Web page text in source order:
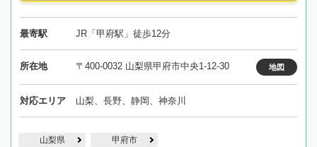
最寄駅 JR「甲府駅」徒歩12分
所在地 〒400-0032 山梨県甲府市中央1-12-30 地図
対応エリア 山梨、長野、静岡、神奈川
山梨県 甲府市